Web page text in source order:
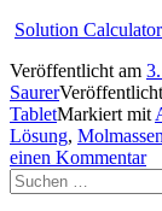
Solution
Veröffentlicht am
Saurer
TabletMarkiert mit
Lösung, Molmassen
einen Kommentar
Suchen
nach: